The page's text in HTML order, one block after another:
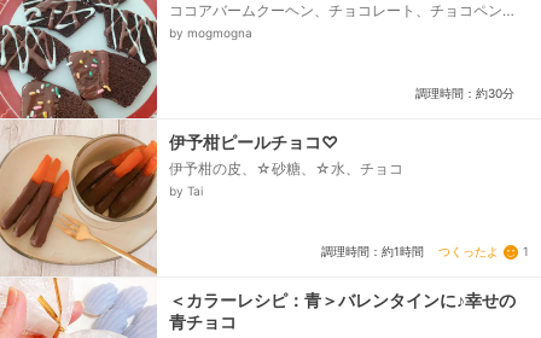
ココアバームクーヘン、チョコレート、チョコペン
(白)、チョコスプレー
by mogmogna
調理時間：約30分
伊予柑ピールチョコ♡
伊予柑の皮、☆砂糖、☆水、チョコ
by Tai
調理時間：約1時間 つくったよ 1
＜カラーレシピ：青＞バレンタインに♪幸せの
青チョコ